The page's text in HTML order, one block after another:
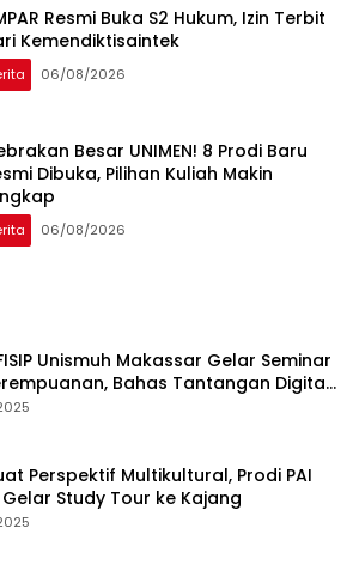
Resmi Buka S2 Hukum, Izin Terbit
Kemendiktisaintek
06/08/2026
Besar UNIMEN! 8 Prodi Baru
Dibuka, Pilihan Kuliah Makin
06/08/2026
Unismuh Makassar Gelar Seminar
Bahas Tantangan Digital
Lokal
Perspektif Multikultural, Prodi PAI
Gelar Study Tour ke Kajang